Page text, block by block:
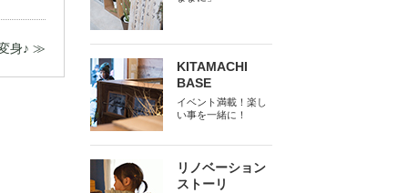
身♪ ≫
KITAMACHI
BASE
イベント満載！楽し
い事を一緒に！
リノベーション
ストーリ